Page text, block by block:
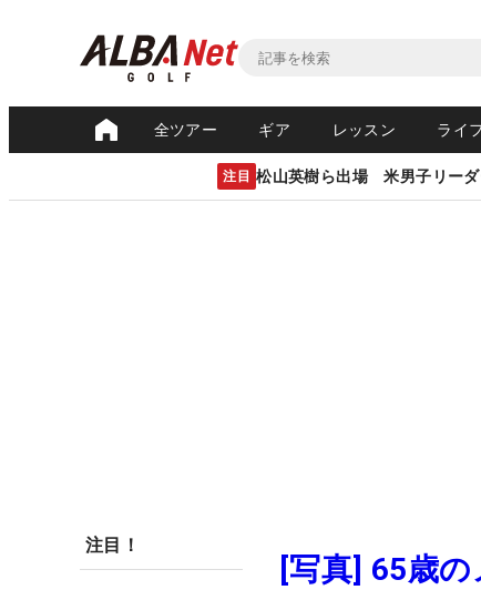
全ツアー ギア レッスン ライ
注目 松山英樹ら出場 米男子リーダ
注目！
[写真] 65歳